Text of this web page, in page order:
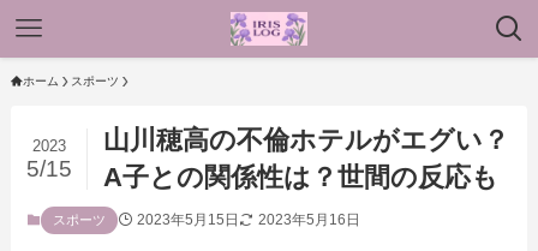
ホーム スポーツ
山川穂高の不倫ホテルがエグい？
A子との関係性は？世間の反応も
2023
5/15
スポーツ 2023年5月15日 2023年5月16日